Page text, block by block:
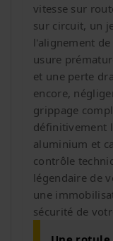
vitesse sur
sur circuit, un
l'alignement
usure
et une perte
encore,
grippage
définitivement
aluminium et
contrôle
légendaire de
une
sécurité de